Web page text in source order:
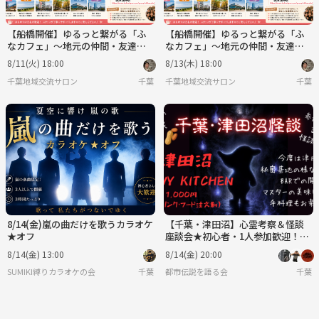
【船橋開催】ゆるっと繋がる「ふ
なカフェ」〜地元の仲間・友達作
りの第一歩〜
8/11(火) 18:00
千葉地域交流サロン 千葉
【船橋開催】ゆるっと繋がる「ふ
なカフェ」〜地元の仲間・友達作
りの第一歩〜
8/13(木) 18:00
千葉地域交流サロン 千葉
8/14(金)嵐の曲だけを歌うカラオケ
★オフ
8/14(金) 13:00
SUMIKI縛りカラオケの会 千葉
【千葉・津田沼】心霊考察＆怪談
座談会★初心者・1人参加歓迎！ゆ
るっと不思議を語る夏の夜♪
8/14(金) 20:00
都市伝説を語る会 千葉